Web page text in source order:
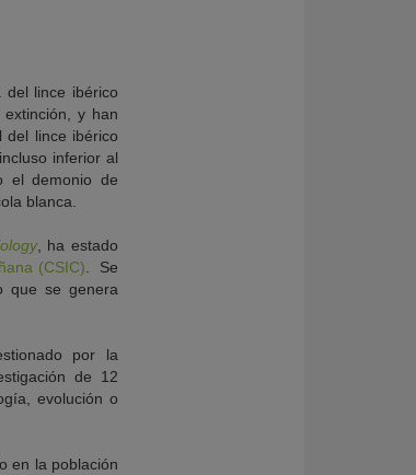
del lince ibérico
y han
del lince ibérico
inferior al
el demonio de
blanca.
, ha estado
(CSIC) . Se
que se genera
por la
de 12
evolución o
en la población